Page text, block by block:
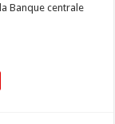
Banque centrale